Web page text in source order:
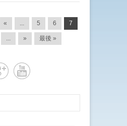
« ... 5 6 7
... » 最後 »